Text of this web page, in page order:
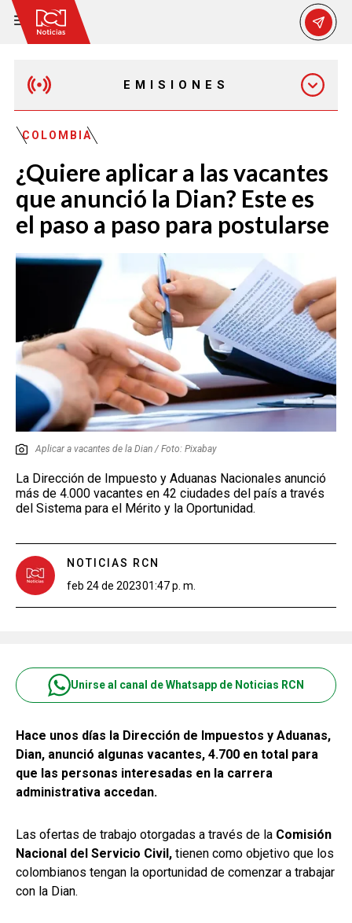
EMISIONES
EMISIÓN 12:30 PM
EMISIÓN 7:00 PM
EMISIÓN 11:30 PM
COLOMBIA
¿Quiere aplicar a las vacantes
que anunció la Dian? Este es
el paso a paso para postularse
Aplicar a vacantes de la Dian / Foto: Pixabay
La Dirección de Impuesto y Aduanas Nacionales anunció
más de 4.000 vacantes en 42 ciudades del país a través
del Sistema para el Mérito y la Oportunidad.
NOTICIAS RCN
feb 24 de 202301:47 p. m.
Unirse al canal de Whatsapp de Noticias RCN
Hace unos días la Dirección de Impuestos y Aduanas,
Dian, anunció algunas vacantes, 4.700 en total para
que las personas interesadas en la carrera
administrativa accedan.
Las ofertas de trabajo otorgadas a través de la Comisión
Nacional del Servicio Civil, tienen como objetivo que los
colombianos tengan la oportunidad de comenzar a trabajar
con la Dian.